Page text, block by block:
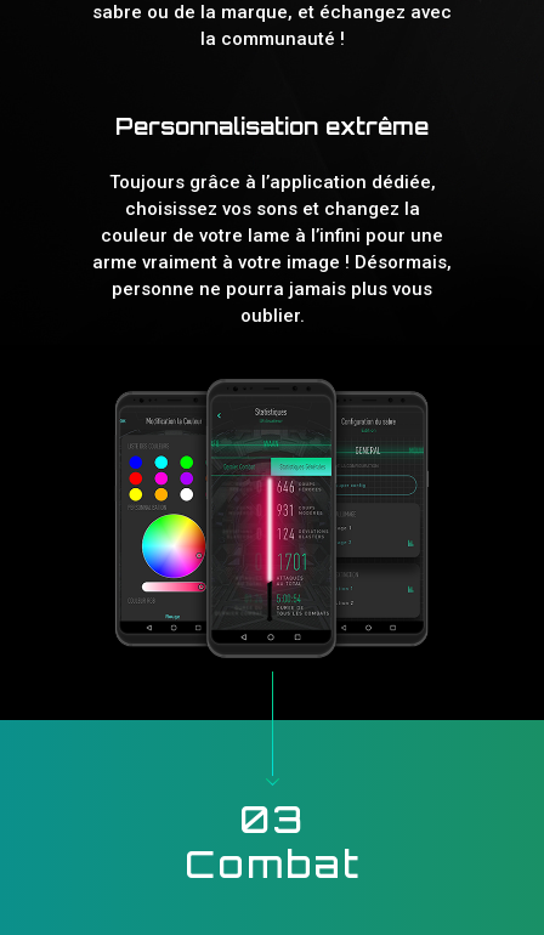
sabre ou de la marque, et échangez avec
la communauté !
Personnalisation extrême
Toujours grâce à l’application dédiée,
choisissez vos sons et changez la
couleur de votre lame à l’infini pour une
arme vraiment à votre image ! Désormais,
personne ne pourra jamais plus vous
oublier.
03
Combat